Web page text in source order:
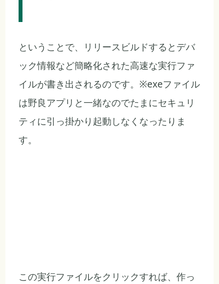
ということで、リリースビルドするとデバ
ック情報など簡略化された高速な実行ファ
イルが書き出されるのです。※exeファイル
は野良アプリと一緒なのでたまにセキュリ
ティに引っ掛かり起動しなくなったりま
す。
この実行ファイルをクリックすれば、作っ